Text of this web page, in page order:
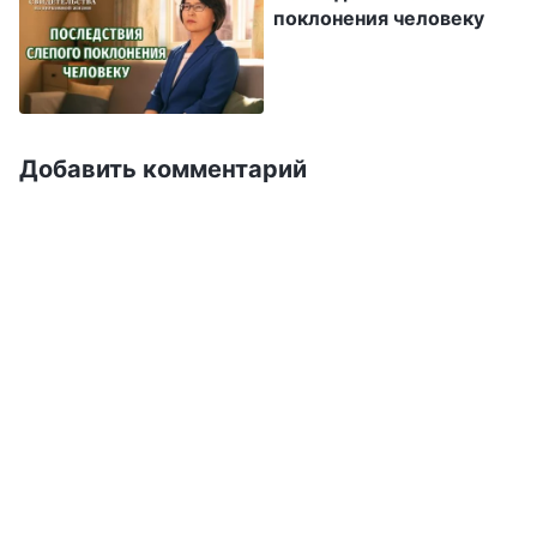
ты претворяешь истину в жизнь. И ты
должен уяснить, что „понимание истины
достигается только путем ее претворения в
жизнь“. Сегодня, прочитав слово Божье, ты
поклонения человеку
Добавить комментарий